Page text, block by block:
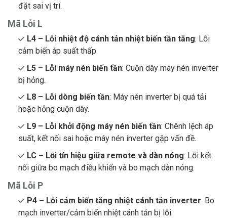
đặt sai vị trí.
Mã Lỗi L
L4 – Lỗi nhiệt độ cánh tản nhiệt biến tần tăng: Lỗi
cảm biến áp suất thấp.
L5 – Lỗi máy nén biến tần: Cuộn dây máy nén inverter
bị hỏng.
L8 – Lỗi dòng biến tần: Máy nén inverter bị quá tải
hoặc hỏng cuộn dây.
L9 – Lỗi khởi động máy nén biến tần: Chênh lệch áp
suất, kết nối sai hoặc máy nén inverter gặp vấn đề.
LC – Lỗi tín hiệu giữa remote và dàn nóng: Lỗi kết
nối giữa bo mạch điều khiển và bo mạch dàn nóng.
Mã Lỗi P
P4 – Lỗi cảm biến tăng nhiệt cánh tản inverter: Bo
mạch inverter/cảm biến nhiệt cánh tản bị lỗi.